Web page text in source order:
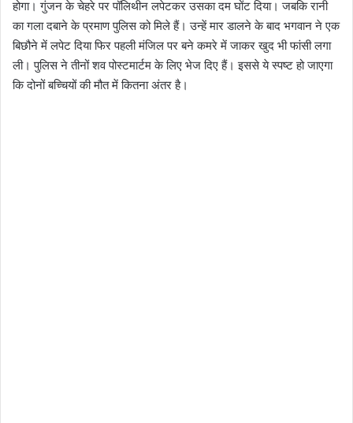
होगा। गुंजन के चेहरे पर पॉलिथीन लपेटकर उसका दम घोंट दिया। जबकि रानी
का गला दबाने के प्रमाण पुलिस को मिले हैं। उन्हें मार डालने के बाद भगवान ने एक
बिछौने में लपेट दिया फिर पहली मंजिल पर बने कमरे में जाकर खुद भी फांसी लगा
ली। पुलिस ने तीनों शव पोस्टमार्टम के लिए भेज दिए हैं। इससे ये स्पष्ट हो जाएगा
कि दोनों बच्चियों की मौत में कितना अंतर है।